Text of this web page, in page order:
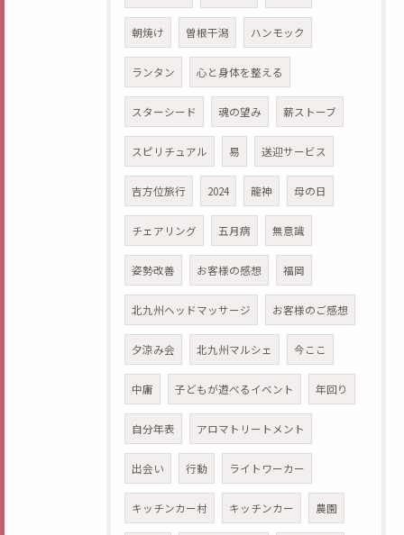
朝焼け 曽根干潟 ハンモック
ランタン 心と身体を整える
スターシード 魂の望み 薪ストーブ
スピリチュアル 易 送迎サービス
吉方位旅行 2024 龍神 母の日
チェアリング 五月病 無意識
姿勢改善 お客様の感想 福岡
北九州ヘッドマッサージ お客様のご感想
夕涼み会 北九州マルシェ 今ここ
中庸 子どもが遊べるイベント 年回り
自分年表 アロマトリートメント
出会い 行動 ライトワーカー
キッチンカー村 キッチンカー 農園